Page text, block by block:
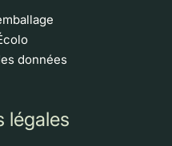
données
légales